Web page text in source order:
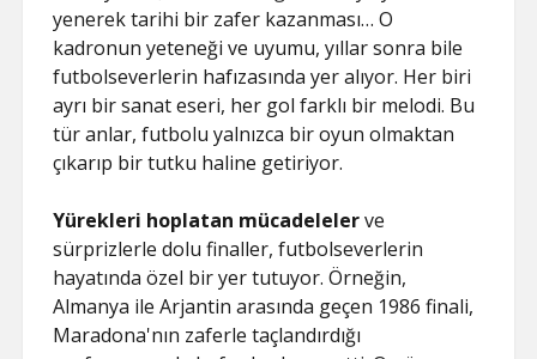
yenerek tarihi bir zafer kazanması… O
kadronun yeteneği ve uyumu, yıllar sonra bile
futbolseverlerin hafızasında yer alıyor. Her biri
ayrı bir sanat eseri, her gol farklı bir melodi. Bu
tür anlar, futbolu yalnızca bir oyun olmaktan
çıkarıp bir tutku haline getiriyor.
Yürekleri hoplatan mücadelelerve
sürprizlerle dolu finaller, futbolseverlerin
hayatında özel bir yer tutuyor. Örneğin,
Almanya ile Arjantin arasında geçen 1986 finali,
Maradona'nın zaferle taçlandırdığı